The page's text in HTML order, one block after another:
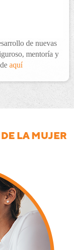
de nuevas
mentoría y
aquí
LA MUJER